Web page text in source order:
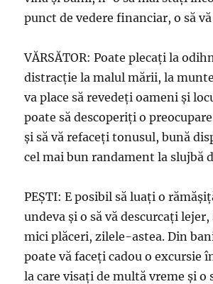
punct de vedere financiar, o să
VĂRSĂTOR: Poate plecaţi la
distracţie la malul mării, la
va place să revedeţi oameni şi
poate să descoperiţi o
şi să vă refaceţi tonusul, bună
cel mai bun randament la slujbă
PEŞTI: E posibil să luaţi o
undeva şi o să vă descurcaţi lejer,
mici plăceri, zilele-astea. Din
poate vă faceţi cadou o excursie
la care visaţi de multă vreme şi o